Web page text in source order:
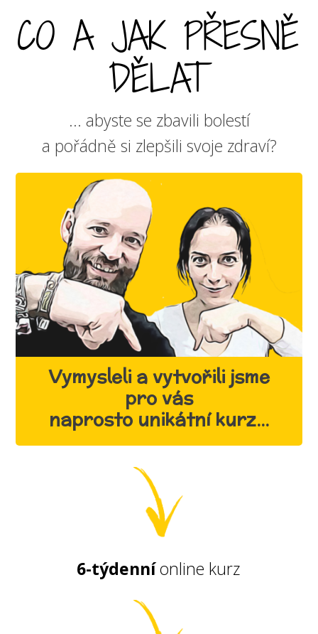
CO A JAK PŘESNĚ
DĚLAT
... abyste se zbavili bolestí
a pořádně si zlepšili svoje zdraví?
Vymysleli a vytvořili jsme
pro vás
naprosto unikátní kurz...
6-týdenníonline kurz